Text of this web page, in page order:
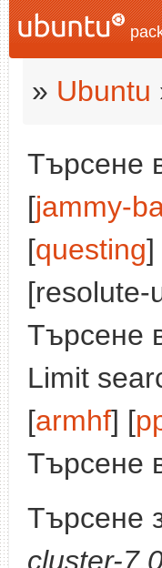
» Ubuntu
Търсене
[jammy-
[questing]
[resolute-
Търсене
Limit
[armhf] [
Търсене
Търсене
cluster-